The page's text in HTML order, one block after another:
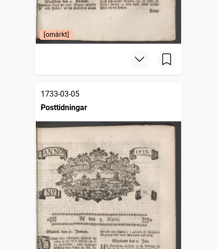
[omärkt]
1733-03-05
Posttidningar